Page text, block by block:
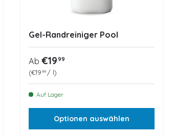
Gel-Randreiniger Pool
Normaler Preis
Ab €1999
Grundpreis
€19 99 / l
Auf Lager
Optionen auswählen